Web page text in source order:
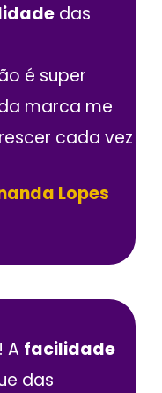
das
é super
marca me
cada vez
Lopes
A facilidade
das